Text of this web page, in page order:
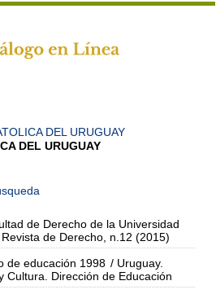
DEL URUGUAY
DEL URUGUAY
de Derecho de la Universidad
de Derecho, n.12 (2015)
de educación 1998 / Uruguay.
Cultura. Dirección de Educación